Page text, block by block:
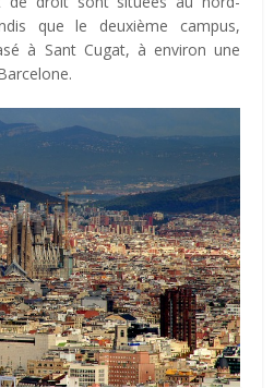
que le deuxième campus,
à Sant Cugat, à environ une